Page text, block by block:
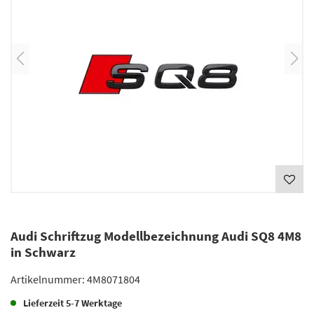
Audi Schriftzug Modellbezeichnung Audi SQ8 4M8
in Schwarz
Artikelnummer: 4M8071804
Lieferzeit5-7 Werktage